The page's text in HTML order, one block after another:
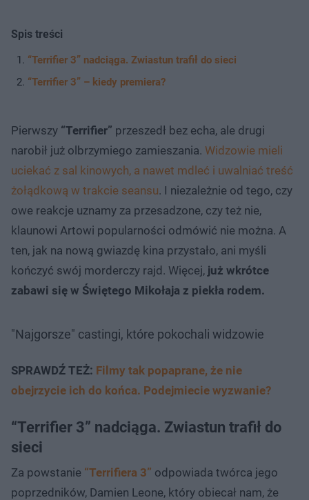
Spis treści
“Terrifier 3” nadciąga. Zwiastun trafił do sieci
“Terrifier 3” – kiedy premiera?
Pierwszy “Terrifier” przeszedł bez echa, ale drugi
narobił już olbrzymiego zamieszania. Widzowie mieli
uciekać z sal kinowych, a nawet mdleć i uwalniać treść
żołądkową w trakcie seansu. I niezależnie od tego, czy
owe reakcje uznamy za przesadzone, czy też nie,
klaunowi Artowi popularności odmówić nie można. A
ten, jak na nową gwiazdę kina przystało, ani myśli
kończyć swój morderczy rajd. Więcej, już wkrótce
zabawi się w Świętego Mikołaja z piekła rodem.
"Najgorsze" castingi, które pokochali widzowie
SPRAWDŹ TEŻ: Filmy tak popaprane, że nie
obejrzycie ich do końca. Podejmiecie wyzwanie?
“Terrifier 3” nadciąga. Zwiastun trafił do
sieci
Za powstanie “Terrifiera 3” odpowiada twórca jego
poprzedników, Damien Leone, który obiecał nam, że